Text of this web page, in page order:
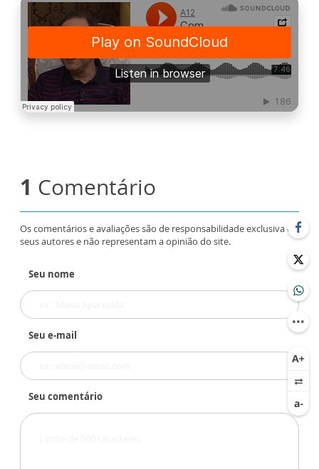
1 Comentário
Os comentários e avaliações são de responsabilidade exclusiva de
seus autores e não representam a opinião do site.
Seu nome
Seu e-mail
Seu comentário